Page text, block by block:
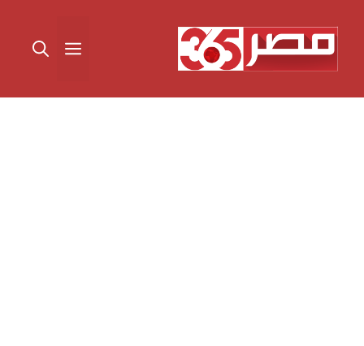
المحتوى القائمة